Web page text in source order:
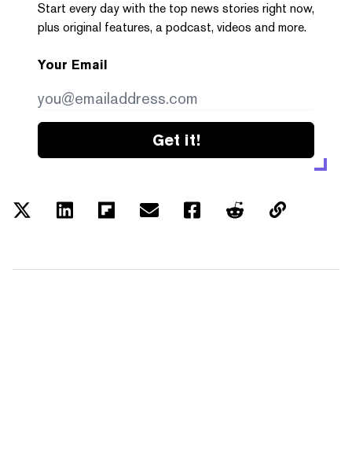
Start every day with the top news stories right now,
plus original features, a podcast, videos and more.
Your Email
Get it!